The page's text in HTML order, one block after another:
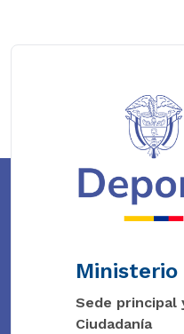
Sede principal
Ciudadanía